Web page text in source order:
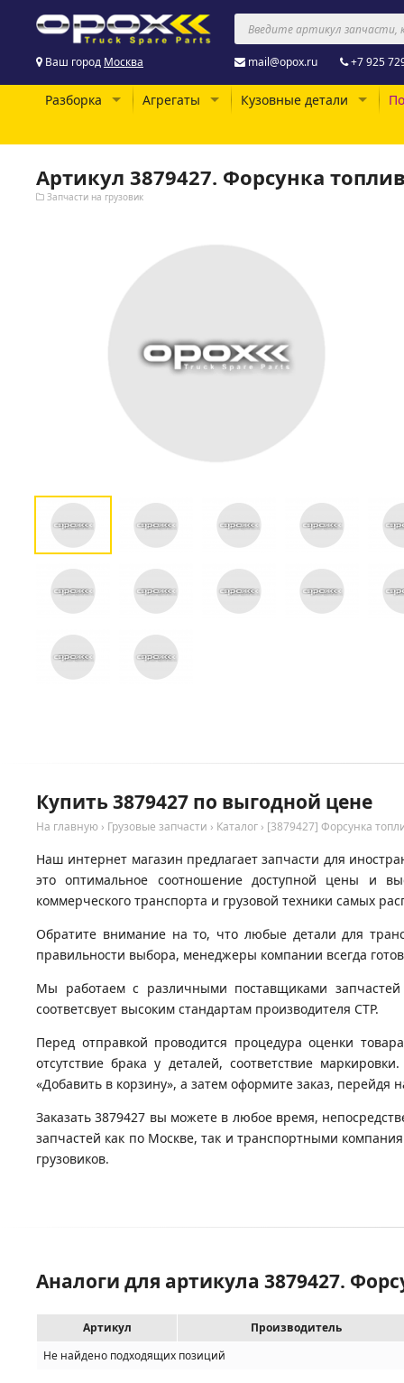
Ваш город Москва mail@opox.ru +7 925
Разборка Агрегаты Кузовные детали
Артикул 3879427. Форсунка
Запчасти на грузовик
Купить 3879427 по выгодной цене
На главную › Грузовые запчасти › Каталог › [3879427] Форсунка
Наш интернет магазин предлагает запчасти для
это оптимальное соотношение доступной цены и
коммерческого транспорта и грузовой техники самых
Обратите внимание на то, что любые детали для
правильности выбора, менеджеры компании всегда
Мы работаем с различными поставщиками запчастей
соответсвует высоким стандартам производителя CTP.
Перед отправкой проводится процедура оценки
отсутствие брака у деталей, соответствие
«Добавить в корзину», а затем оформите заказ, перейдя
Заказать 3879427 вы можете в любое время,
запчастей как по Москве, так и транспортными
грузовиков.
Аналоги для артикула 3879427.
Артикул
Производитель
Не найдено подходящих позиций